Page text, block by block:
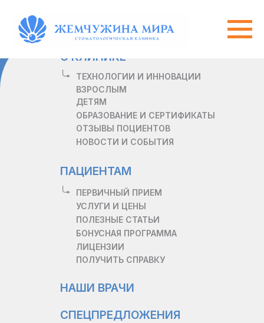
СПЕЦПРЕДЛОЖЕНИЯ
НАШИ ВРАЧИ
ПОЛУЧИТЬ СПРАВКУ
ЛИЦЕНЗИИ
БОНУСНАЯ ПРОГРАММА
ПОЛЕЗНЫЕ СТАТЬИ
УСЛУГИ И ЦЕНЫ
ПЕРВИЧНЫЙ ПРИЕМ
ПАЦИЕНТАМ
ОБРАЗОВАНИЕ И СЕРТИФИКАТЫ
НОВОСТИ И СОБЫТИЯ
ОТЗЫВЫ ПОЦИЕНТОВ
ДЕТЯМ
ВЗРОСЛЫМ
ТЕХНОЛОГИИ И ИННОВАЦИИ
О КЛИНИКЕ